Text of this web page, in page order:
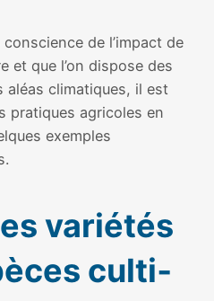
de l’impact de
et que l’on dis­pose des
cli­ma­tiques, il est
pra­tiques agri­coles en
exemples
varié­tés
culti­